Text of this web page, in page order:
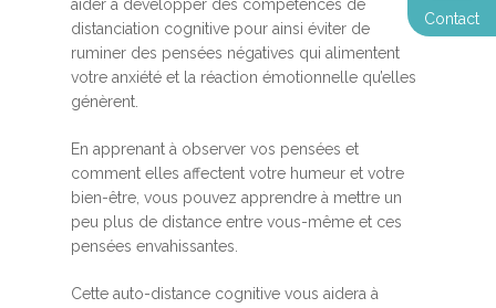
aider à développer des compétences de
distanciation cognitive pour ainsi éviter de
ruminer des pensées négatives qui alimentent
votre anxiété et la réaction émotionnelle qu’elles
génèrent.
En apprenant à observer vos pensées et
comment elles affectent votre humeur et votre
bien-être, vous pouvez apprendre à mettre un
peu plus de distance entre vous-même et ces
pensées envahissantes.
Cette auto-distance cognitive vous aidera à
Contact
Sandrine
Presse et médias
Podcast
Contact